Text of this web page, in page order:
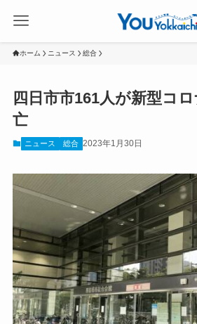
ホーム ニュース 総合
四日市市161人が新型コ
亡
ニュース 総合 2023年1月30日